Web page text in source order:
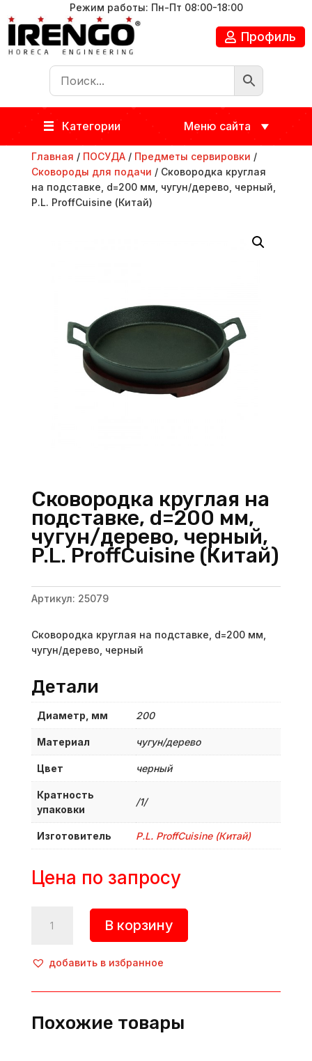
Режим работы: Пн-Пт 08:00-18:00
Профиль
Категории Меню сайта
Главная / ПОСУДА/ Предметы сервировки /
Сковороды для подачи / Сковородка круглая
на подставке, d=200 мм, чугун/дерево, черный,
P.L. ProffСuisine (Китай)
Сковородка круглая на
подставке, d=200 мм,
чугун/дерево, черный,
P.L. ProffСuisine (Китай)
Артикул: 25079
Сковородка круглая на подставке, d=200 мм,
чугун/дерево, черный
Детали
Диаметр, мм 200
Материал чугун/дерево
Цвет черный
Кратность
упаковки
/1/
Изготовитель P.L. ProffСuisine (Китай)
Цена по запросу
товара
Сковородка
круглая
подставке,
мм,
В корзину
добавить в избранное
Похожие товары